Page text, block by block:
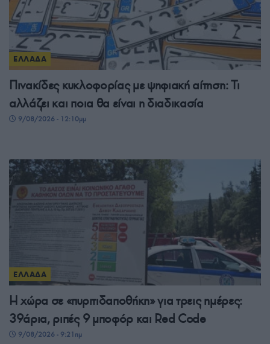
ΕΛΛΑΔΑ
Πινακίδες κυκλοφορίας με ψηφιακή αίτηση: Τι
αλλάζει και ποια θα είναι η διαδικασία
9/08/2026 - 12:10μμ
ΕΛΛΑΔΑ
Η χώρα σε «πυριτιδαποθήκη» για τρεις ημέρες:
39άρια, ριπές 9 μποφόρ και Red Code
9/08/2026 - 9:21πμ